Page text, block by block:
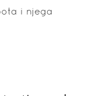
i njega